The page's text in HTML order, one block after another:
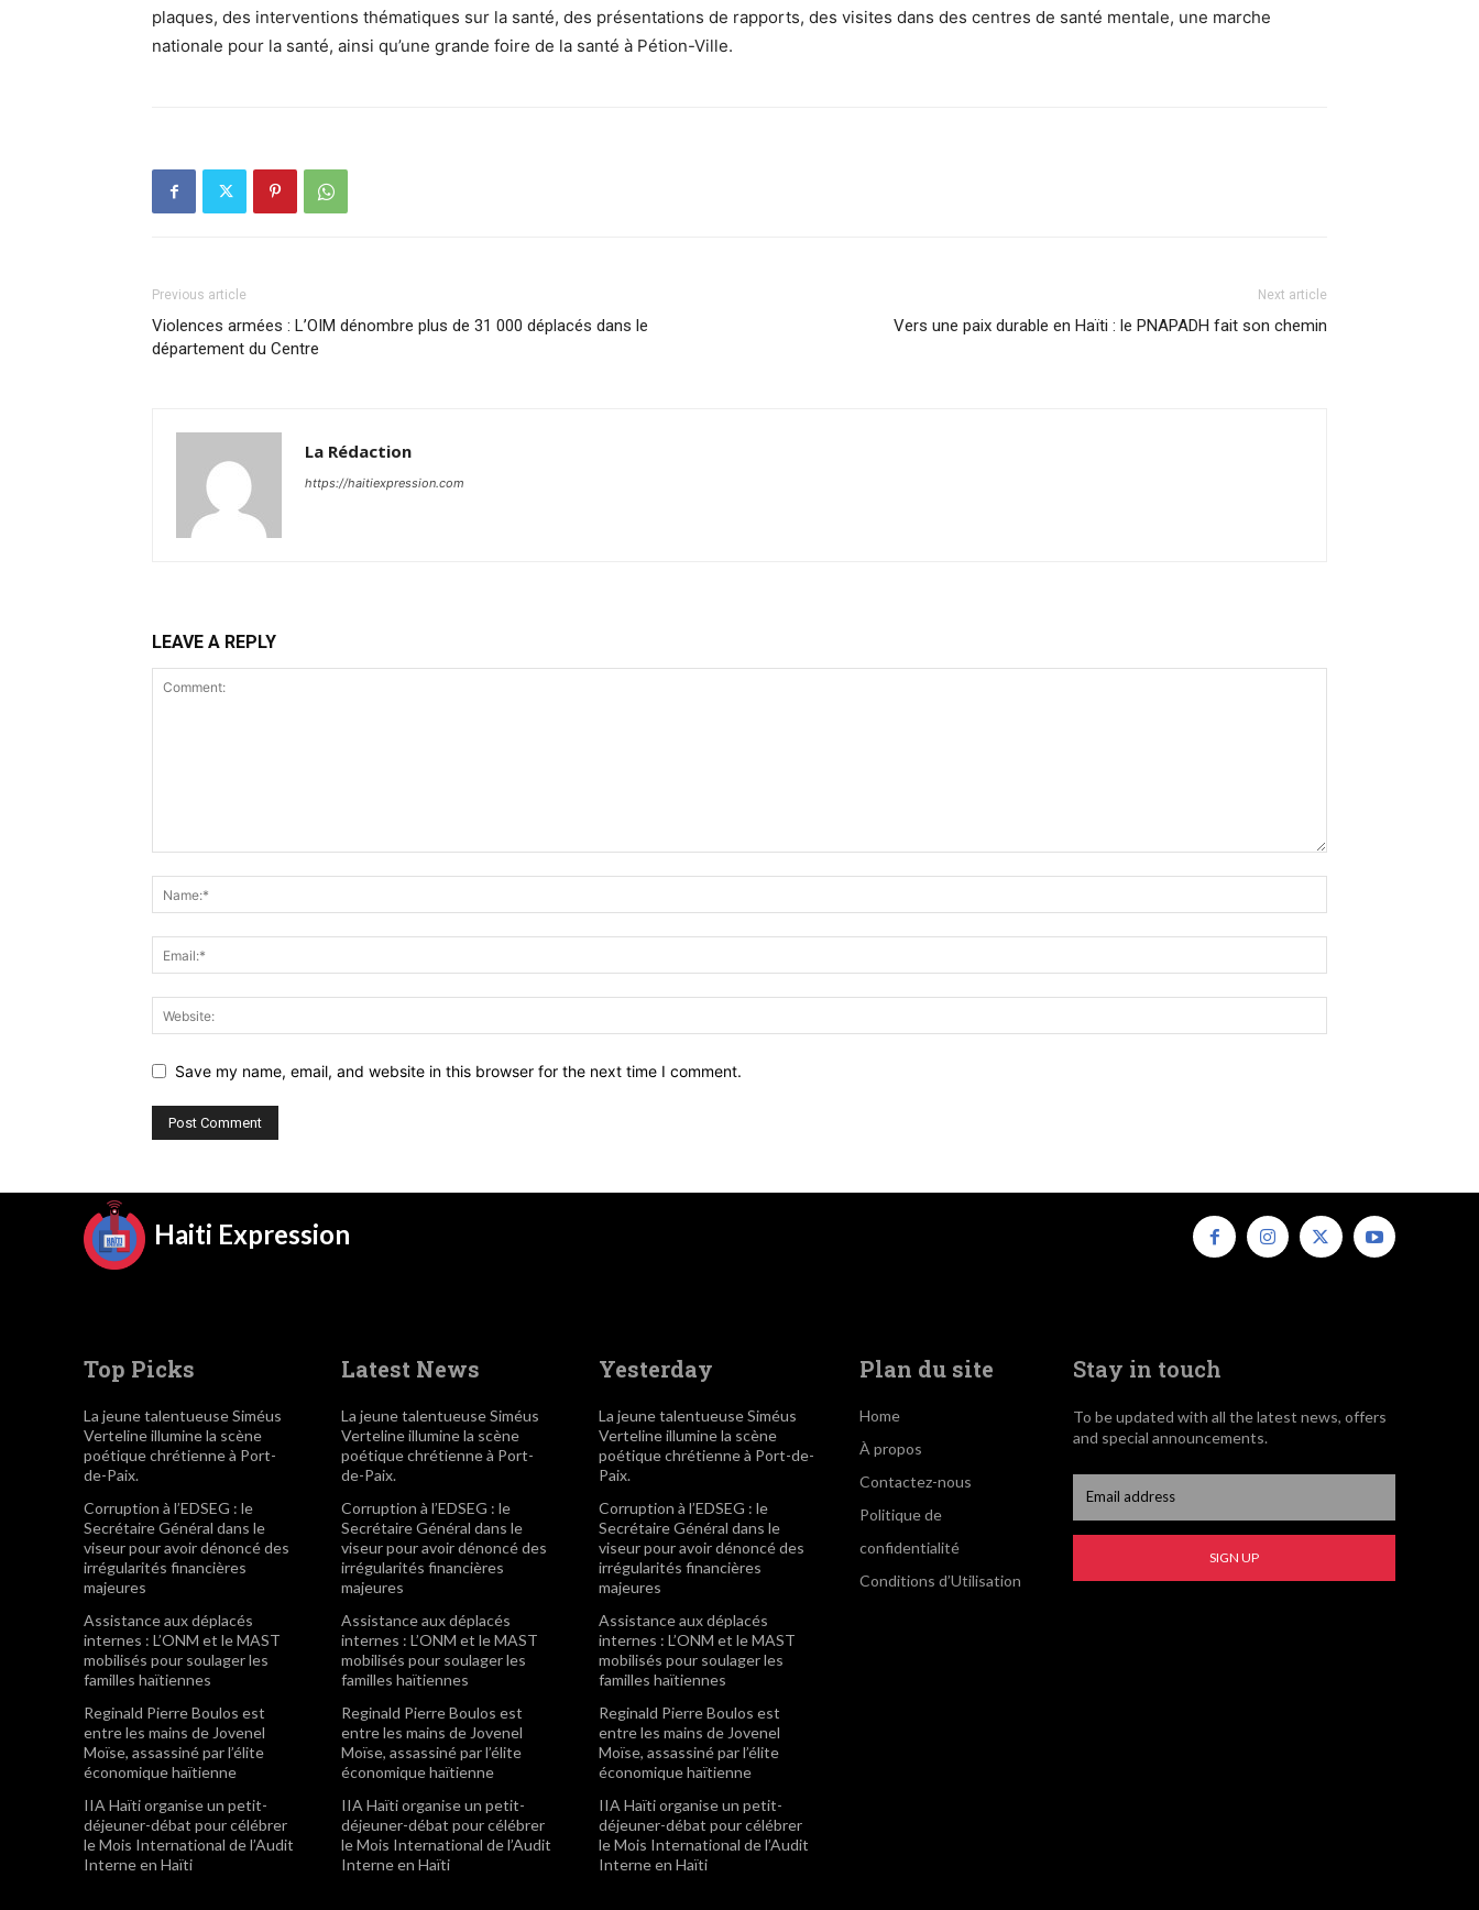
plaques, des interventions thématiques sur la santé, des présentations de rapports, des visites dans des centres de santé mentale, une marche
nationale pour la santé, ainsi qu’une grande foire de la santé à Pétion-Ville.
Previous article
Violences armées : L’OIM dénombre plus de 31 000 déplacés dans le
département du Centre
Next article
Vers une paix durable en Haïti : le PNAPADH fait son chemin
La Rédaction
https://haitiexpression.com
LEAVE A REPLY
Save my name, email, and website in this browser for the next time I comment.
Haiti Expression
Top Picks
La jeune talentueuse Siméus
Verteline illumine la scène
poétique chrétienne à Port-
de-Paix.
Corruption à l’EDSEG : le
Secrétaire Général dans le
viseur pour avoir dénoncé des
irrégularités financières
majeures
Assistance aux déplacés
internes : L’ONM et le MAST
mobilisés pour soulager les
familles haïtiennes
Reginald Pierre Boulos est
entre les mains de Jovenel
Moïse, assassiné par l’élite
économique haïtienne
IIA Haïti organise un petit-
déjeuner-débat pour célébrer
le Mois International de l’Audit
Interne en Haïti
Latest News
La jeune talentueuse Siméus
Verteline illumine la scène
poétique chrétienne à Port-
de-Paix.
Corruption à l’EDSEG : le
Secrétaire Général dans le
viseur pour avoir dénoncé des
irrégularités financières
majeures
Assistance aux déplacés
internes : L’ONM et le MAST
mobilisés pour soulager les
familles haïtiennes
Reginald Pierre Boulos est
entre les mains de Jovenel
Moïse, assassiné par l’élite
économique haïtienne
IIA Haïti organise un petit-
déjeuner-débat pour célébrer
le Mois International de l’Audit
Interne en Haïti
Yesterday
La jeune talentueuse Siméus
Verteline illumine la scène
poétique chrétienne à Port-de-
Paix.
Corruption à l’EDSEG : le
Secrétaire Général dans le
viseur pour avoir dénoncé des
irrégularités financières
majeures
Assistance aux déplacés
internes : L’ONM et le MAST
mobilisés pour soulager les
familles haïtiennes
Reginald Pierre Boulos est
entre les mains de Jovenel
Moïse, assassiné par l’élite
économique haïtienne
IIA Haïti organise un petit-
déjeuner-débat pour célébrer
le Mois International de l’Audit
Interne en Haïti
Plan du site
Home
À propos
Contactez-nous
Politique de
confidentialité
Conditions d’Utilisation
Stay in touch
To be updated with all the latest news, offers
and special announcements.
SIGN UP